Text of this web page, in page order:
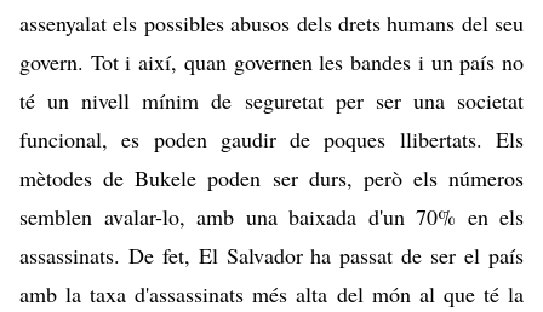
assenyalat els possibles abusos dels drets humans del seu
govern. Tot i així, quan governen les bandes i un país no
té un nivell mínim de seguretat per ser una societat
funcional, es poden gaudir de poques llibertats. Els
mètodes de Bukele poden ser durs, però els números
semblen avalar-lo, amb una baixada d'un 70% en els
assassinats. De fet, El Salvador ha passat de ser el país
amb la taxa d'assassinats més alta del món al que té la